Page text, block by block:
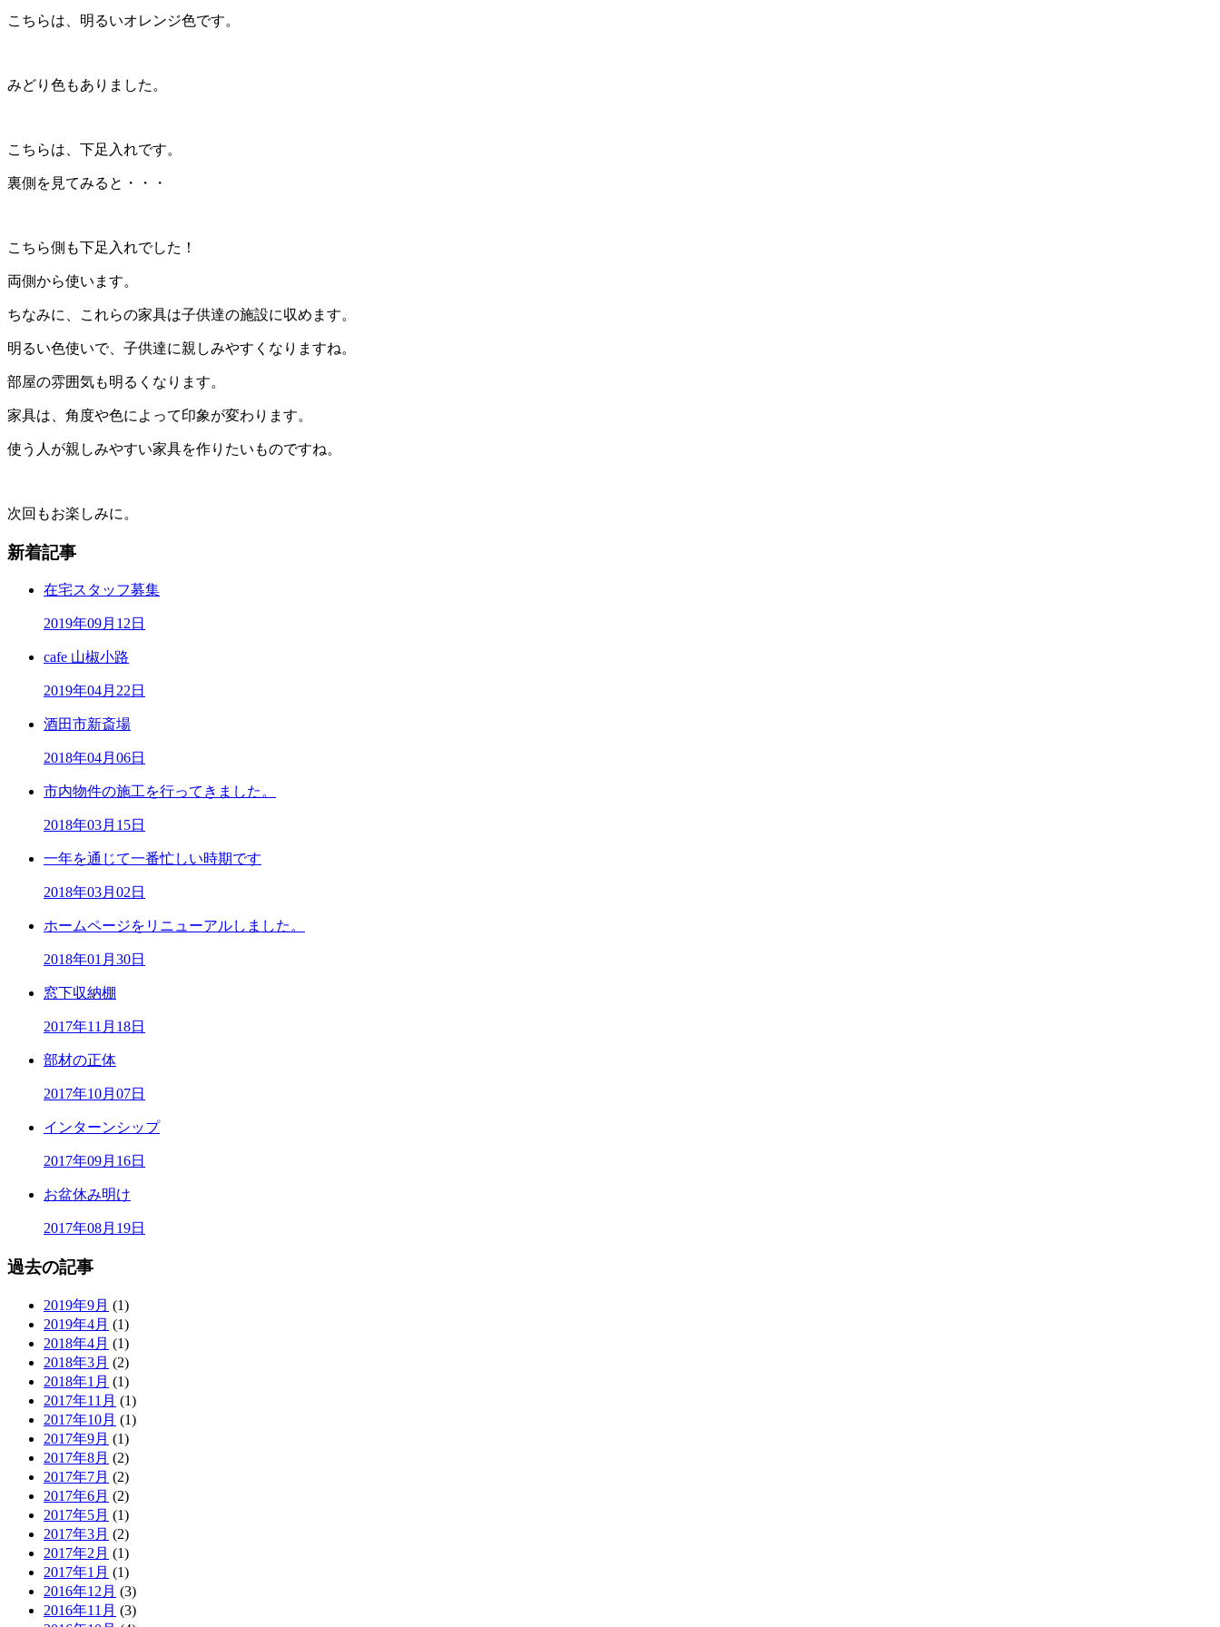
こちらは、明るいオレンジ色です。
みどり色もありました。
こちらは、下足入れです。
裏側を見てみると・・・
こちら側も下足入れでした！
両側から使います。
ちなみに、これらの家具は子供達の施設に収めます。
明るい色使いで、子供達に親しみやすくなりますね。
部屋の雰囲気も明るくなります。
家具は、角度や色によって印象が変わります。
使う人が親しみやすい家具を作りたいものですね。
次回もお楽しみに。
新着記事
在宅スタッフ募集
2019年09月12日
cafe 山椒小路
2019年04月22日
酒田市新斎場
2018年04月06日
市内物件の施工を行ってきました。
2018年03月15日
一年を通じて一番忙しい時期です
2018年03月02日
ホームページをリニューアルしました。
2018年01月30日
窓下収納棚
2017年11月18日
部材の正体
2017年10月07日
インターンシップ
2017年09月16日
お盆休み明け
2017年08月19日
過去の記事
2019年9月 (1)
2019年4月 (1)
2018年4月 (1)
2018年3月 (2)
2018年1月 (1)
2017年11月 (1)
2017年10月 (1)
2017年9月 (1)
2017年8月 (2)
2017年7月 (2)
2017年6月 (2)
2017年5月 (1)
2017年3月 (2)
2017年2月 (1)
2017年1月 (1)
2016年12月 (3)
2016年11月 (3)